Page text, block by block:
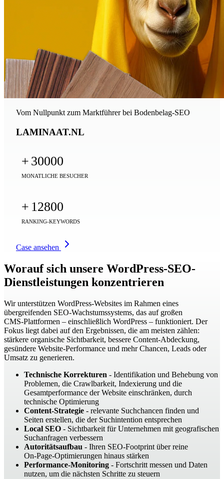
Vom Nullpunkt zum Marktführer bei Bodenbelag-SEO
LAMINAAT.NL
+ 30000
MONATLICHE BESUCHER
+ 12800
RANKING-KEYWORDS
Case ansehen
Worauf sich unsere WordPress-SEO-
Dienstleistungen konzentrieren
Wir unterstützen WordPress‑Websites im Rahmen eines
übergreifenden SEO‑Wachstumssystems, das auf großen
CMS‑Plattformen – einschließlich WordPress – funktioniert. Der
Fokus liegt dabei auf den Ergebnissen, die am meisten zählen:
stärkere organische Sichtbarkeit, bessere Content‑Abdeckung,
gesündere Website‑Performance und mehr Chancen, Leads oder
Umsatz zu generieren.
Technische Korrekturen - Identifikation und Behebung von
Problemen, die Crawlbarkeit, Indexierung und die
Gesamtperformance der Website einschränken, durch
technische Optimierung
Content-Strategie - relevante Suchchancen finden und
Seiten erstellen, die der Suchintention entsprechen
Local SEO - Sichtbarkeit für Unternehmen mit geografischen
Suchanfragen verbessern
Autoritätsaufbau - Ihren SEO‑Footprint über reine
On‑Page‑Optimierungen hinaus stärken
Performance-Monitoring - Fortschritt messen und Daten
nutzen, um die nächsten Schritte zu steuern